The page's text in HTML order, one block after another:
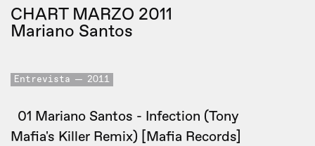
CHART MARZO 2011
Mariano Santos
Entrevista 2011
01 Mariano Santos - Infection (Tony
Mafia's Killer Remix) [Mafia Records]